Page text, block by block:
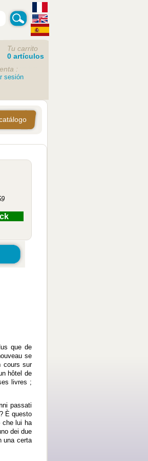
Tu carrito
0 artículos
:
sesión
que de
se
cours sur
hôtel de
livres ;
passati
È questo
che lui ha
dei due
una certa